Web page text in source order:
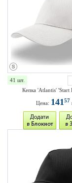
41 шт.
Кепка 'Atlantis' 'Start
Цена: 14157